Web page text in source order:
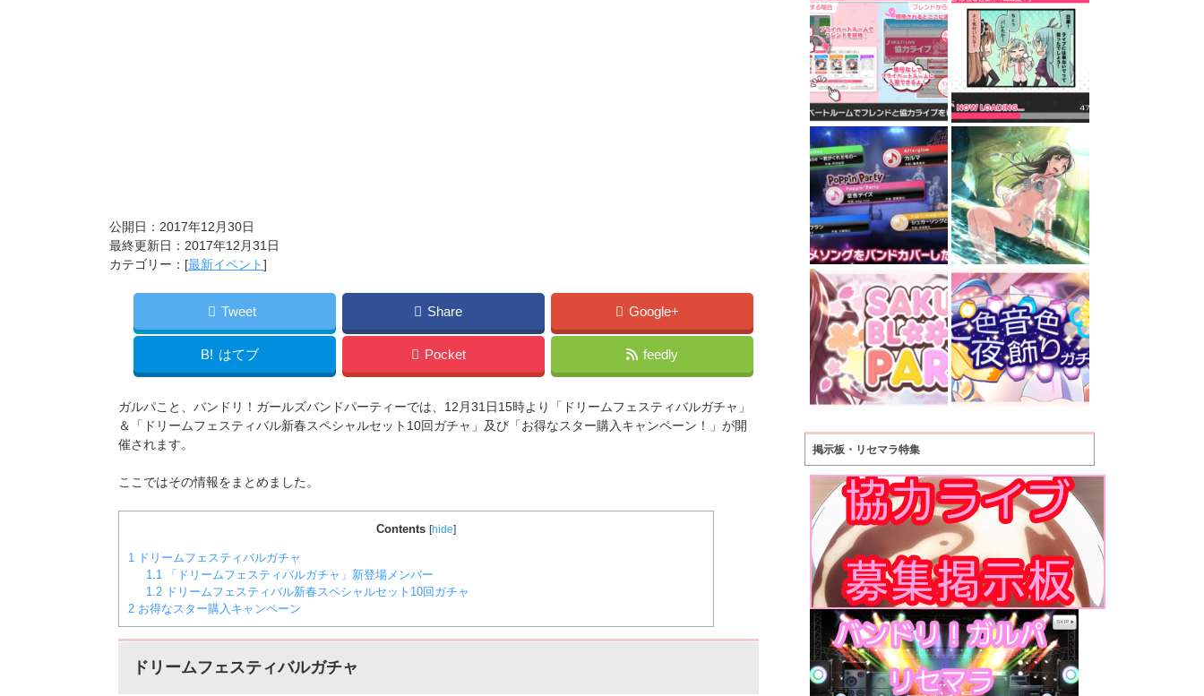
公開日：2017年12月30日
最終更新日：2017年12月31日
カテゴリー：[最新イベント]
Tweet Share Google+
B! はてブ Pocket feedly
ガルパこと、バンドリ！ガールズバンドパーティーでは、12月31日15時より「ドリームフェスティバルガチャ」
＆「ドリームフェスティバル新春スペシャルセット10回ガチャ」及び「お得なスター購入キャンペーン！」が開
催されます。
ここではその情報をまとめました。
Contents [hide]
1
ドリームフェスティバルガチャ
1.1
「ドリームフェスティバルガチャ」新登場メンバー
1.2ドリームフェスティバル新春スペシャルセット10回ガチャ
2 お得なスター購入キャンペーン
ドリームフェスティバルガチャ
掲示板・リセマラ特集